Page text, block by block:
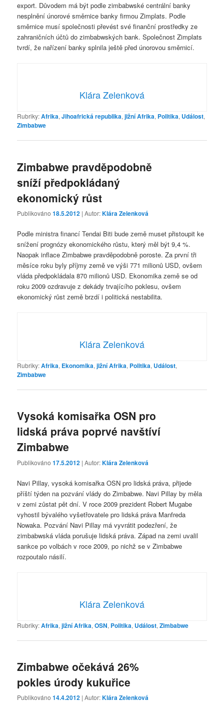
export. Důvodem má být podle zimbabwské centrální banky
nesplnění únorové směrnice banky firmou Zimplats. Podle
směrnice musí společnosti převést své finanční prostředky ze
zahraničních účtů do zimbabwských bank. Společnost Zimplats
tvrdí, že nařízení banky splnila ještě před únorovou směrnicí.
Klára Zelenková
Rubriky:Afrika,Jihoafrická republika,jižní Afrika, Politika, Událost,
Zimbabwe
Zimbabwe pravděpodobně
sníží předpokládaný
ekonomický růst
Publikováno18.5.2012 | Autor:Klára Zelenková
Podle ministra financí Tendai Biti bude země muset přistoupit ke
snížení prognózy ekonomického růstu, který měl být 9,4 %.
Naopak inflace Zimbabwe pravděpodobně poroste. Za první tři
měsíce roku byly příjmy země ve výši 771 milionů USD, ovšem
vláda předpokládala 870 milionů USD. Ekonomika země se od
roku 2009 ozdravuje z dekády trvajícího poklesu, ovšem
ekonomický růst země brzdí i politická nestabilita.
Klára Zelenková
Rubriky:Afrika, Ekonomika,jižní Afrika, Politika, Událost,
Zimbabwe
Vysoká komisařka OSN pro
lidská práva poprvé navštíví
Zimbabwe
Publikováno17.5.2012 | Autor:Klára Zelenková
Navi Pillay, vysoká komisařka OSN pro lidská práva, přijede
příští týden na pozvání vlády do Zimbabwe. Navi Pillay by měla
v zemi zůstat pět dní. V roce 2009 prezident Robert Mugabe
vyhostil bývalého vyšetřovatele pro lidská práva Manfreda
Nowaka. Pozvání Navi Pillay má vyvrátit podezření, že
zimbabwská vláda porušuje lidská práva. Západ na zemi uvalil
sankce po volbách v roce 2009, po nichž se v Zimbabwe
rozpoutalo násilí.
Klára Zelenková
Rubriky:Afrika,jižní Afrika,OSN, Politika, Událost,Zimbabwe
Zimbabwe očekává 26%
pokles úrody kukuřice
Publikováno14.4.2012 | Autor:Klára Zelenková